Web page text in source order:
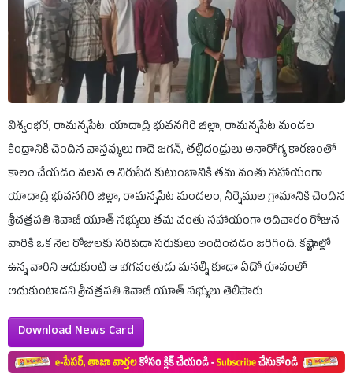
విశ్వంభర, రామన్నపేట: యాదాద్రి భువనగిరి జిల్లా, రామన్నపేట మండల
కేంద్రానికి చెందిన వాస్తవ్యులు గాదె జగన్, తల్లిదండ్రులు అనారోగ్య కారణంతో
కాలం చేయడం వలన ఆ నిరుపేద కుటుంబానికి తమ వంతు సహాయంగా
యాదాద్రి భువనగిరి జిల్లా, రామన్నపేట మండలం, నీర్నెముల గ్రామానికి చెందిన
శ్రీచత్రపతి శివాజీ యూత్ సభ్యులు తమ వంతు సహాయంగా ఆదివారం రోజున
వారికి ఒక నెల రోజులకు సరిపడా సరుకులు అందించడం జరిగింది. కష్టాల్లో
ఉన్న వారిని ఆదుకుంటే ఆ భగవంతుడు మనల్ని కూడా ఏదో రూపంలో
ఆదుకుంటాడని శ్రీచత్రపతి శివాజీ యూత్ సభ్యులు తెలిపారు
Download News Card